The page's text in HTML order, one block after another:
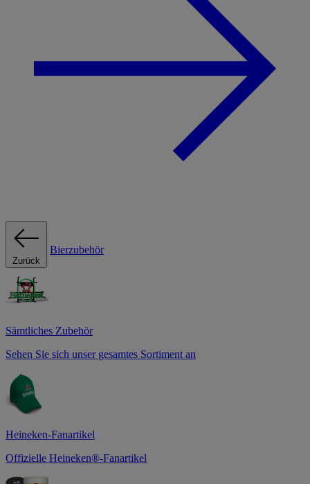
Zurück
Bierzubehör
Sämtliches Zubehör
Sehen Sie sich unser gesamtes Sortiment an
Heineken-Fanartikel
Offizielle Heineken®-Fanartikel